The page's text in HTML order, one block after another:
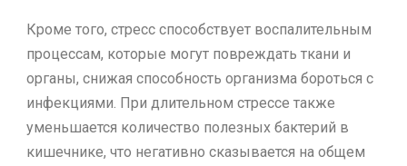
Кроме того, стресс способствует воспалительным
процессам, которые могут повреждать ткани и
органы, снижая способность организма бороться с
инфекциями. При длительном стрессе также
уменьшается количество полезных бактерий в
кишечнике, что негативно сказывается на общем